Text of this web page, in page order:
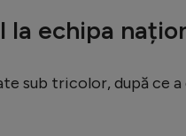
la echipa
sub tricolor, după ce